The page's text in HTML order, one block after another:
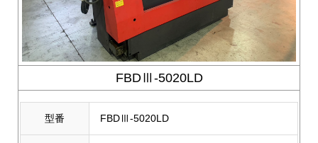
FBDⅢ-5020LD
型番 FBDⅢ-5020LD